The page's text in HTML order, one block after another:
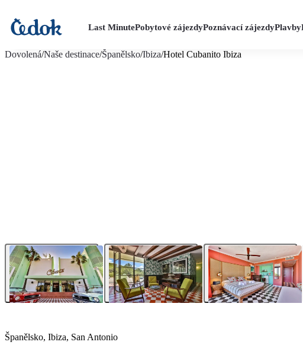
Last MinutePobytové zájezdyPoznávací zájezdyPlavby
Dovolená/Naše destinace/Španělsko/Ibiza/Hotel Cubanito Ibiza
Španělsko, Ibiza, San Antonio